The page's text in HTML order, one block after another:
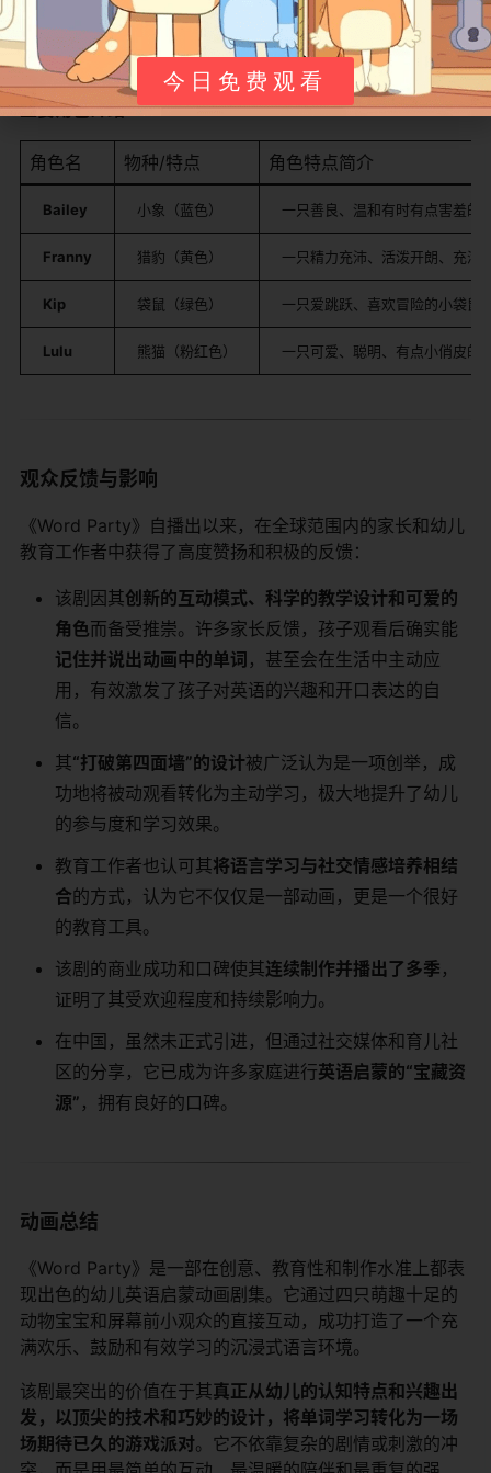
功学会新词，解决问题，并一起开心地庆祝。整个系列充
满了友爱、互助和学习的快乐，没有反派角色，冲突都源
于日常小麻烦，最终总能以积极的方式化解。
​主要角色介绍：​
角色名 物种/特点 角色特点简介
​Bailey​ 小象（蓝色） 一只善良、温和有时有点害羞的
​Franny​ 猎豹（黄色） 一只精力充沛、活泼开朗、充满
​Kip​ 袋鼠（绿色） 一只爱跳跃、喜欢冒险的小袋鼠
​Lulu​ 熊猫（粉红色） 一只可爱、聪明、有点小俏皮的
观众反馈与影响
《Word Party》自播出以来，在全球范围内的家长和幼儿
教育工作者中获得了高度赞扬和积极的反馈：
该剧因其​​创新的互动模式、科学的教学设计和可爱的
角色​​而备受推崇。许多家长反馈，孩子观看后确实能​
记住并说出动画中的单词​ ​，甚至会在生活中主动应
用，有效激发了孩子对英语的兴趣和开口表达的自
信。
其​​“打破第四面墙”的设计​​被广泛认为是一项创举，成
功地将被动观看转化为主动学习，极大地提升了幼儿
的参与度和学习效果。
教育工作者也认可其​​将语言学习与社交情感培养相结
合​​的方式，认为它不仅仅是一部动画，更是一个很好
的教育工具。
该剧的商业成功和口碑使其​​连续制作并播出了多季​ ​，
证明了其受欢迎程度和持续影响力。
在中国，虽然未正式引进，但通过社交媒体和育儿社
区的分享，它已成为许多家庭进行​​英语启蒙的“宝藏资
源”​ ​，拥有良好的口碑。
动画总结
《Word Party》是一部在创意、教育性和制作水准上都表
现出色的幼儿英语启蒙动画剧集。它通过四只萌趣十足的
动物宝宝和屏幕前小观众的直接互动，成功打造了一个充
满欢乐、鼓励和有效学习的沉浸式语言环境。
该剧最突出的价值在于其​​真正从幼儿的认知特点和兴趣出
发，以顶尖的技术和巧妙的设计，将单词学习转化为一场
场期待已久的游戏派对​​。它不依靠复杂的剧情或刺激的冲
今日免费观看